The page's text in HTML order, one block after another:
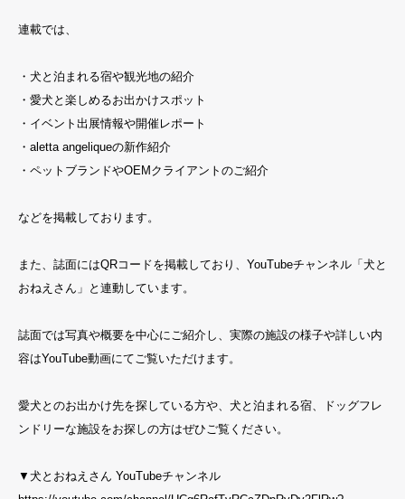
連載では、
・犬と泊まれる宿や観光地の紹介
・愛犬と楽しめるお出かけスポット
・イベント出展情報や開催レポート
・aletta angeliqueの新作紹介
・ペットブランドやOEMクライアントのご紹介
などを掲載しております。
また、誌面にはQRコードを掲載しており、YouTubeチャンネル「犬と
おねえさん」と連動しています。
誌面では写真や概要を中心にご紹介し、実際の施設の様子や詳しい内
容はYouTube動画にてご覧いただけます。
愛犬とのお出かけ先を探している方や、犬と泊まれる宿、ドッグフレ
ンドリーな施設をお探しの方はぜひご覧ください。
▼犬とおねえさん YouTubeチャンネル